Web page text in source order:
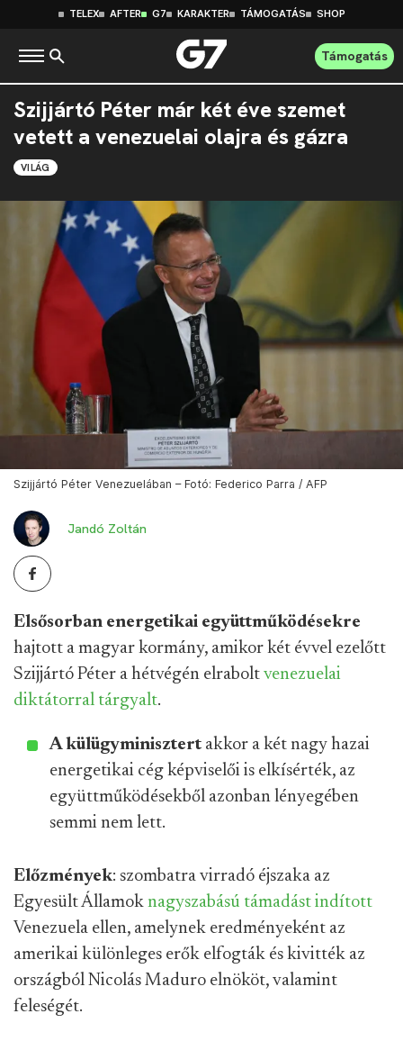
TELEX AFTER G7 KARAKTER TÁMOGATÁS SHOP
Támogatás
Szijjártó Péter már két éve szemet
vetett a venezuelai olajra és gázra
VILÁG
Szijjártó Péter Venezuelában – Fotó: Federico Parra / AFP
Jandó Zoltán
Elsősorban energetikai együttműködésekre
hajtott a magyar kormány, amikor két évvel ezelőtt
Szijjártó Péter a hétvégén elrabolt venezuelai
diktátorral tárgyalt.
A külügyminisztert akkor a két nagy hazai
energetikai cég képviselői is elkísérték, az
együttműködésekből azonban lényegében
semmi nem lett.
Előzmények: szombatra virradó éjszaka az
Egyesült Államok nagyszabású támadást indított
Venezuela ellen, amelynek eredményeként az
amerikai különleges erők elfogták és kivitték az
országból Nicolás Maduro elnököt, valamint
feleségét.